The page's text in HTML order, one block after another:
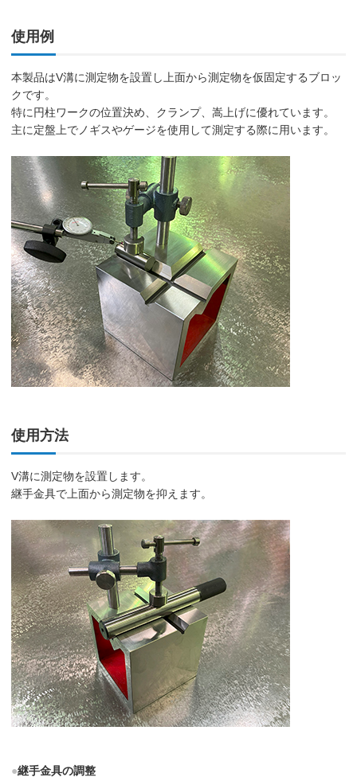
使用例
本製品はV溝に測定物を設置し上面から測定物を仮固定するブロッ
クです。
特に円柱ワークの位置決め、クランプ、嵩上げに優れています。
主に定盤上でノギスやゲージを使用して測定する際に用います。
使用方法
V溝に測定物を設置します。
継手金具で上面から測定物を抑えます。
●継手金具の調整